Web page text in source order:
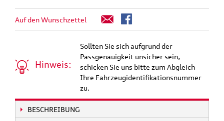
Auf den Wunschzettel
Hinweis:
Sollten Sie sich aufgrund der
Passgenauigkeit unsicher sein,
schicken Sie uns bitte zum Abgleich
Ihre Fahrzeugidentifikationsnummer
zu.
BESCHREIBUNG